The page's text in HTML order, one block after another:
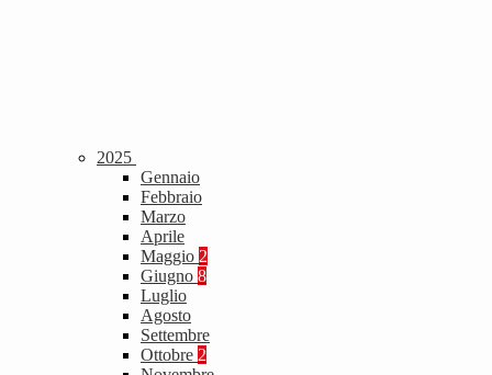
2025
Gennaio
Febbraio
Marzo
Aprile
Maggio 2
Giugno 8
Luglio
Agosto
Settembre
Ottobre 2